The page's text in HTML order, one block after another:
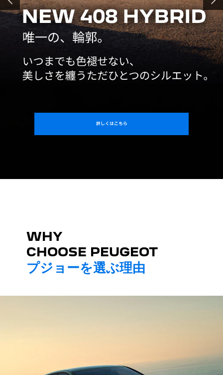
前へ
詳しくはこちら
次へ
WHY
CHOOSE PEUGEOT
プジョーを選ぶ理由